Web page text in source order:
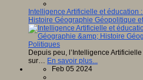
Intelligence Artificielle et éducation
Histoire Géographie Géopolitique
Depuis peu, l’Intelligence
sur… En savoir plus...
Feb 05 2024